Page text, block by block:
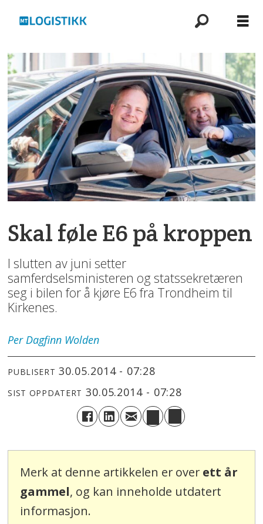
Skal føle E6 på kroppen
I slutten av juni setter
samferdselsministeren og statssekretæren
seg i bilen for å kjøre E6 fra Trondheim til
Kirkenes.
Per Dagfinn Wolden
PUBLISERT 30.05.2014 - 07:28
SIST OPPDATERT 30.05.2014 - 07:28
Merk at denne artikkelen er over ett år
gammel, og kan inneholde utdatert
informasjon.